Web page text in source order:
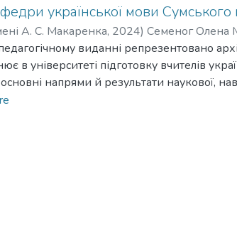
української мови
А. С. Макаренка, 2024) Семеног Олена
виданні репрезентовано
в університеті підготовку вчителів
напрями й результати наукової,